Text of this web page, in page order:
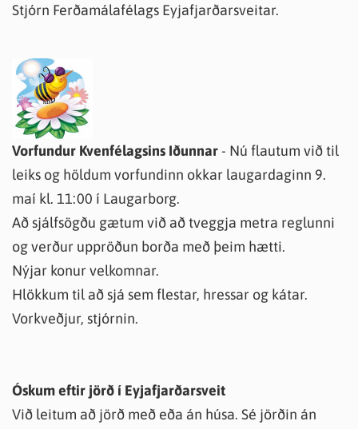
Stjórn Ferðamálafélags Eyjafjarðarsveitar.
Vorfundur Kvenfélagsins Iðunnar- Nú flautum við til
leiks og höldum vorfundinn okkar laugardaginn 9.
maí kl. 11:00 í Laugarborg.
Að sjálfsögðu gætum við að tveggja metra reglunni
og verður uppröðun borða með þeim hætti.
Nýjar konur velkomnar.
Hlökkum til að sjá sem flestar, hressar og kátar.
Vorkveðjur, stjórnin.
Óskum eftir jörð í Eyjafjarðarsveit
Við leitum að jörð með eða án húsa. Sé jörðin án